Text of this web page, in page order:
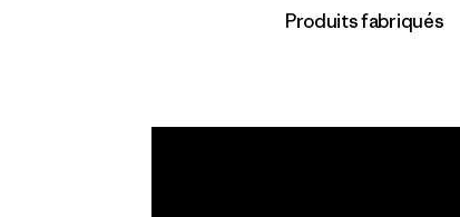
Produits fabriqués